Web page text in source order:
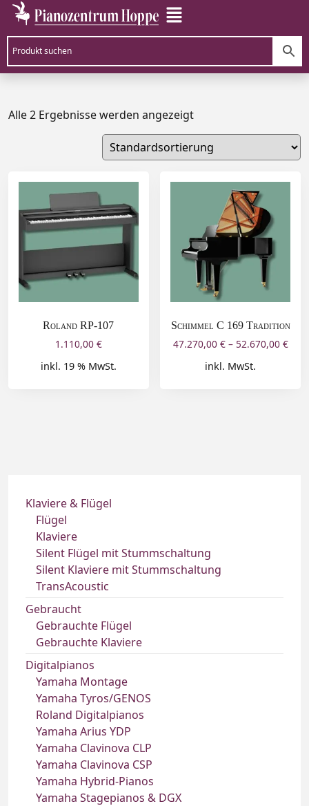
Alle 2 Ergebnisse werden angezeigt
Roland RP-107
1.110,00 €
inkl. 19 % MwSt.
Schimmel C 169 Tradition
47.270,00 €– 52.670,00 €
inkl. MwSt.
Klaviere & Flügel
Flügel
Klaviere
Silent Flügel mit Stummschaltung
Silent Klaviere mit Stummschaltung
TransAcoustic
Gebraucht
Gebrauchte Flügel
Gebrauchte Klaviere
Digitalpianos
Yamaha Montage
Yamaha Tyros/GENOS
Roland Digitalpianos
Yamaha Arius YDP
Yamaha Clavinova CLP
Yamaha Clavinova CSP
Yamaha Hybrid-Pianos
Yamaha Stagepianos & DGX